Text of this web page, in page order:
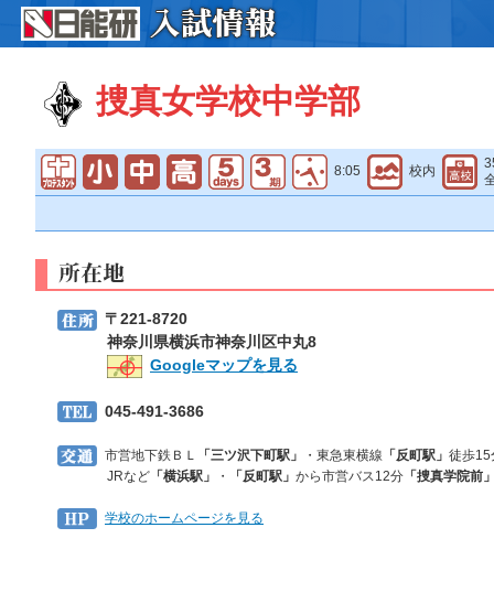
捜真女学校中学部
8:05 校内
〒221-8720
神奈川県横浜市神奈川区中丸8
Googleマップを見る
045-491-3686
市営地下鉄ＢＬ 「三ツ沢下町駅」 ・東急東横線 「反町駅」 徒歩15
JRなど 「横浜駅」 ・ 「反町駅」 から市営バス12分 「捜真学院前
学校のホームページを見る